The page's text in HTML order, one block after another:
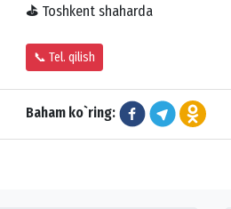
⛳ Toshkent shaharda
📞 Tel. qilish
Baham ko`ring: